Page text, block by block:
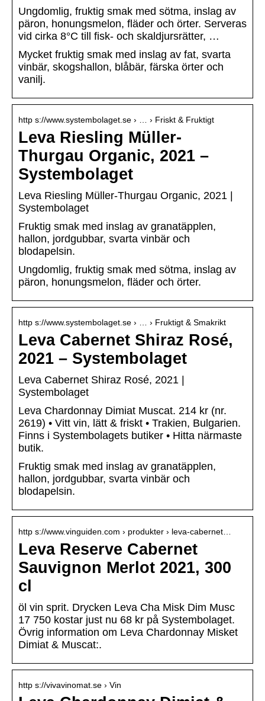
Ungdomlig, fruktig smak med sötma, inslag av
päron, honungsmelon, fläder och örter. Serveras
vid cirka 8°C till fisk- och skaldjursrätter, …
Mycket fruktig smak med inslag av fat, svarta
vinbär, skogshallon, blåbär, färska örter och
vanilj.
http s://www.systembolaget.se › … › Friskt & Fruktigt
Leva Riesling Müller-
Thurgau Organic, 2021 –
Systembolaget
Leva Riesling Müller-Thurgau Organic, 2021 |
Systembolaget
Fruktig smak med inslag av granatäpplen,
hallon, jordgubbar, svarta vinbär och
blodapelsin.
Ungdomlig, fruktig smak med sötma, inslag av
päron, honungsmelon, fläder och örter.
http s://www.systembolaget.se › … › Fruktigt & Smakrikt
Leva Cabernet Shiraz Rosé,
2021 – Systembolaget
Leva Cabernet Shiraz Rosé, 2021 |
Systembolaget
Leva Chardonnay Dimiat Muscat. 214 kr (nr.
2619) • Vitt vin, lätt & friskt • Trakien, Bulgarien.
Finns i Systembolagets butiker • Hitta närmaste
butik.
Fruktig smak med inslag av granatäpplen,
hallon, jordgubbar, svarta vinbär och
blodapelsin.
http s://www.vinguiden.com › produkter › leva-cabernet…
Leva Reserve Cabernet
Sauvignon Merlot 2021, 300
cl
öl vin sprit. Drycken Leva Cha Misk Dim Musc
17 750 kostar just nu 68 kr på Systembolaget.
Övrig information om Leva Chardonnay Misket
Dimiat & Muscat:.
http s://vivavinomat.se › Vin